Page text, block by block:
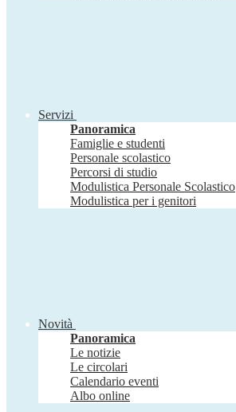
Servizi
Panoramica
Famiglie e studenti
Personale scolastico
Percorsi di studio
Modulistica Personale Scolastico
Modulistica per i genitori
Novità
Panoramica
Le notizie
Le circolari
Calendario eventi
Albo online